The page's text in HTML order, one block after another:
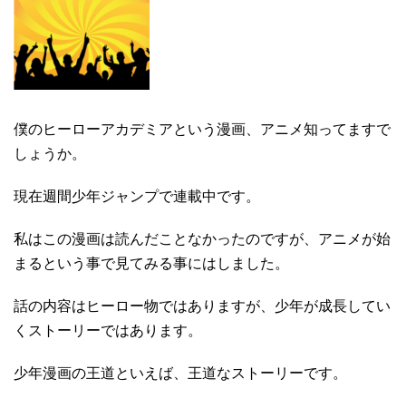
僕のヒーローアカデミアという漫画、アニメ知ってますで
しょうか。
現在週間少年ジャンプで連載中です。
私はこの漫画は読んだことなかったのですが、アニメが始
まるという事で見てみる事にはしました。
話の内容はヒーロー物ではありますが、少年が成長してい
くストーリーではあります。
少年漫画の王道といえば、王道なストーリーです。